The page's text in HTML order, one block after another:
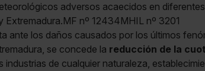
adversos acaecidos en
nº 12434MHIL nº 3201
ante los daños causados por los últimos
se concede la reducción de la
industrias de cualquier naturaleza,